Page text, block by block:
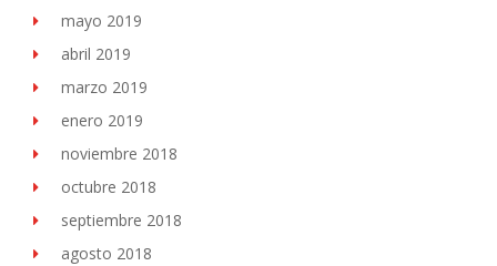
mayo 2019
abril 2019
marzo 2019
enero 2019
noviembre 2018
octubre 2018
septiembre 2018
agosto 2018